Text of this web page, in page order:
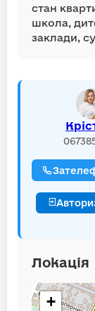
стан
школа,
заклади,
Локація
+